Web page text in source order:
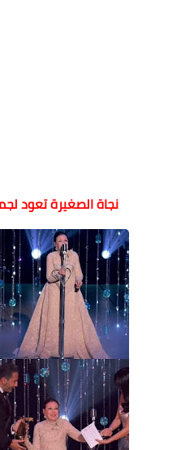
نجاة الصغيرة تعود